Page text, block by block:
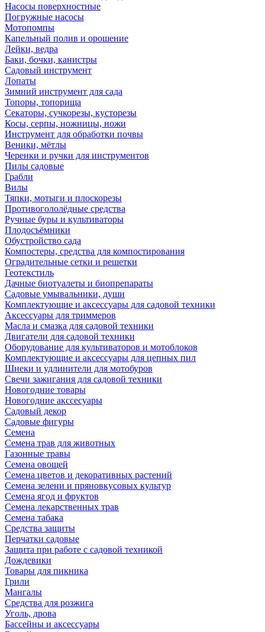
Насосы поверхностные
Погружные насосы
Мотопомпы
Капельный полив и орошение
Лейки, ведра
Баки, бочки, канистры
Садовый инструмент
Лопаты
Зимний инструмент для сада
Топоры, топорища
Секаторы, сучкорезы, кусторезы
Косы, серпы, ножницы, ножи
Инструмент для обработки почвы
Веники, мётлы
Черенки и ручки для инструментов
Пилы садовые
Грабли
Вилы
Тяпки, мотыги и плоскорезы
Противогололёдные средства
Ручные буры и культиваторы
Плодосъёмники
Обустройство сада
Компостеры, средства для компостирования
Оградительные сетки и решетки
Геотекстиль
Дачные биотуалеты и биопрепараты
Садовые умывальники, души
Комплектующие и аксессуары для садовой техники
Аксессуары для триммеров
Масла и смазка для садовой техники
Двигатели для садовой техники
Оборудование для культиваторов и мотоблоков
Комплектующие и аксессуары для цепных пил
Шнеки и удлинители для мотобуров
Свечи зажигания для садовой техники
Новогодние товары
Новогодние акссесуары
Садовый декор
Садовые фигуры
Семена
Семена трав для животных
Газонные травы
Семена овощей
Семена цветов и декоративных растений
Семена зелени и пряновкусовых культур
Семена ягод и фруктов
Семена лекарственных трав
Семена табака
Средства защиты
Перчатки садовые
Защита при работе с садовой техникой
Дождевики
Товары для пикника
Грили
Мангалы
Средства для розжига
Уголь, дрова
Бассейны и аксессуары